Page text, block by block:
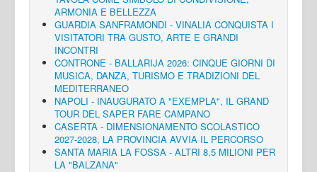
ARMONIA E BELLEZZA
GUARDIA SANFRAMONDI - VINALIA CONQUISTA I
VISITATORI TRA GUSTO, ARTE E GRANDI
INCONTRI
CONTRONE - BALLARIJA 2026: CINQUE GIORNI DI
MUSICA, DANZA, TURISMO E TRADIZIONI DEL
MEDITERRANEO
NAPOLI - INAUGURATO A "EXEMPLA", IL GRAND
TOUR DEL SAPER FARE CAMPANO
CASERTA - DIMENSIONAMENTO SCOLASTICO
2027-2028, LA PROVINCIA AVVIA IL PERCORSO
SANTA MARIA LA FOSSA - ALTRI 8,5 MILIONI PER
LA "BALZANA"